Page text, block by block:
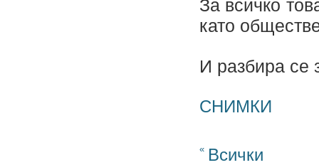
За всичко
като
И разбира
СНИМКИ
« Всички